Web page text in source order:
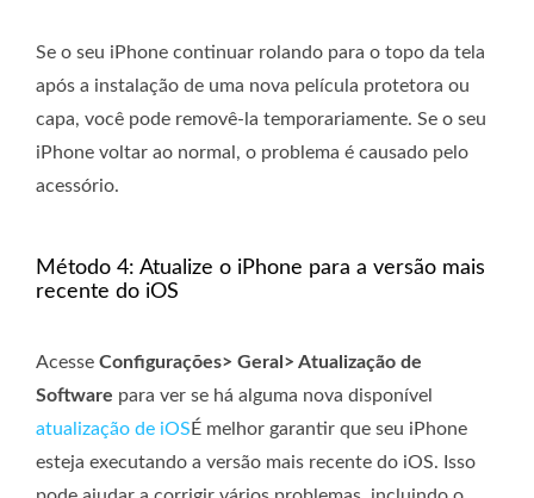
Se o seu iPhone continuar rolando para o topo da tela
após a instalação de uma nova película protetora ou
capa, você pode removê-la temporariamente. Se o seu
iPhone voltar ao normal, o problema é causado pelo
acessório.
Método 4: Atualize o iPhone para a versão mais
recente do iOS
Acesse Configurações> Geral> Atualização de
Software para ver se há alguma nova disponível
atualização de iOS É melhor garantir que seu iPhone
esteja executando a versão mais recente do iOS. Isso